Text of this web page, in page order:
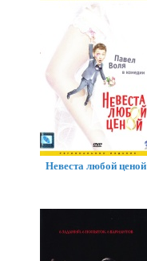
Невеста любой ценой